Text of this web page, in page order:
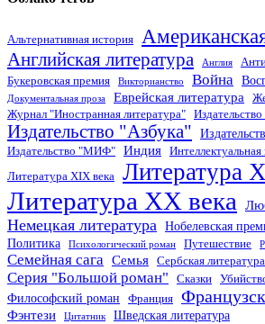
Альтернативная история
Английская литература Англия
Букеровская премия
Викторианство Война
Документальная проза Еврейская литература
Журнал "Иностранная литература"
Издательство "Азбука"
Издательство "МИФ" Индия Интеллектуальная
Литература XIX века Литература
Литература XX века
Немецкая литература Нобелевская
Политика
Психологический роман Путешествие
Семейная сага Семья Сербская литература
Серия "Большой роман" Сказки
Философский роман
Франция
Фэнтези Цитатник Шведская литература